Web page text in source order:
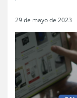
29 de mayo de 2023